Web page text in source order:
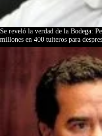
Se reveló la verdad de la Bodega:
millones en 400 tuiteros para